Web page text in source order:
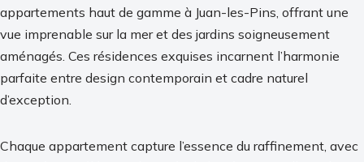
appartements haut de gamme à Juan-les-Pins, offrant une
vue imprenable sur la mer et des jardins soigneusement
aménagés. Ces résidences exquises incarnent l’harmonie
parfaite entre design contemporain et cadre naturel
d’exception.
Chaque appartement capture l’essence du raffinement, avec